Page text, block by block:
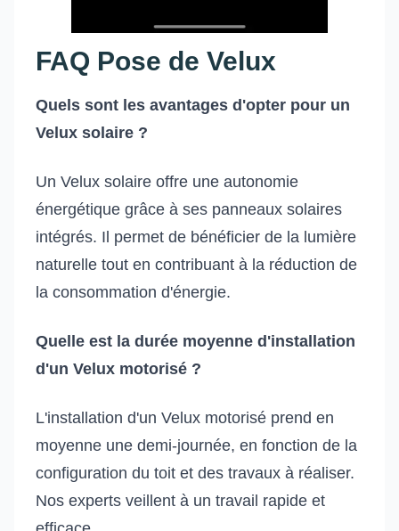
FAQ Pose de Velux
Quels sont les avantages d'opter pour un
Velux solaire ?
Un Velux solaire offre une autonomie
énergétique grâce à ses panneaux solaires
intégrés. Il permet de bénéficier de la lumière
naturelle tout en contribuant à la réduction de
la consommation d'énergie.
Quelle est la durée moyenne d'installation
d'un Velux motorisé ?
L'installation d'un Velux motorisé prend en
moyenne une demi-journée, en fonction de la
configuration du toit et des travaux à réaliser.
Nos experts veillent à un travail rapide et